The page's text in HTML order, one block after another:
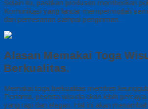
Selain itu, pastikan produsen memberikan
Komunikasi yang lancar mempermudah
dari pemesanan sampai pengiriman.
Alasan Memakai Toga
Berkualitas.
Memakai toga berkualitas memberi
Pertama, peserta wisuda akan lebih percaya
yang rapi dan elegan. Hal ini akan